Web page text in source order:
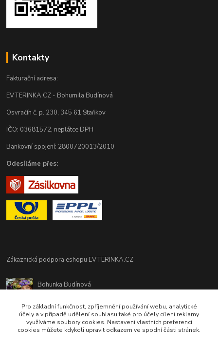
Kontakty
Fakturační adresa:
EVTERINKA.CZ - Bohumila Budínová
Osvračín č. p. 230, 345 61 Staňkov
IČO: 03681572, neplátce DPH
Bankovní spojení: 2800720013/2010
Odesíláme přes:
Zákaznická podpora eshopu EVTERINKA.CZ
Bohunka Budínová
(Po-Pá - 9:00-17:00hod, So 8:00-12:00hod)
obchod@evterinka.cz
Pro základní funkčnost, zpříjemnění používání webu, analytické
účely a v případě udělení souhlasu také pro účely cílení reklamy
využíváme soubory cookies. Nastavení vlastních preferencí
cookies můžete kdykoli upravit odkazem ve spodní části stránek.